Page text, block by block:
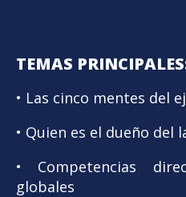
TEMAS
• Las cinco mentes del
• Quien es el dueño del
• Competencias
globales